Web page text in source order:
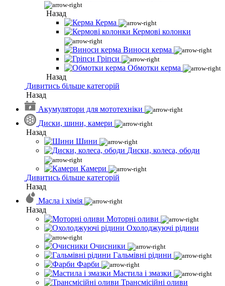
Назад
Керма
Кермові колонки
Виноси керма
Гріпси
Обмотки керма
Назад
Дивитись більше категорій
Назад
Акумулятори для мототехніки
Диски, шини, камери
Назад
Шини
Диски, колеса, ободи
Камери
Дивитись більше категорій
Назад
Масла і хімія
Назад
Моторні оливи
Охолоджуючі рідини
Очисники
Гальмівні рідини
Фарби
Мастила і змазки
Трансмісійні оливи